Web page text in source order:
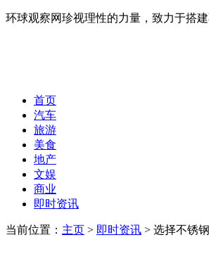
环球观察网珍视理性的力量，致力于搭
首页
汽车
旅游
美食
地产
文娱
商业
即时资讯
当前位置： 主页 > 即时资讯 > 选择不锈